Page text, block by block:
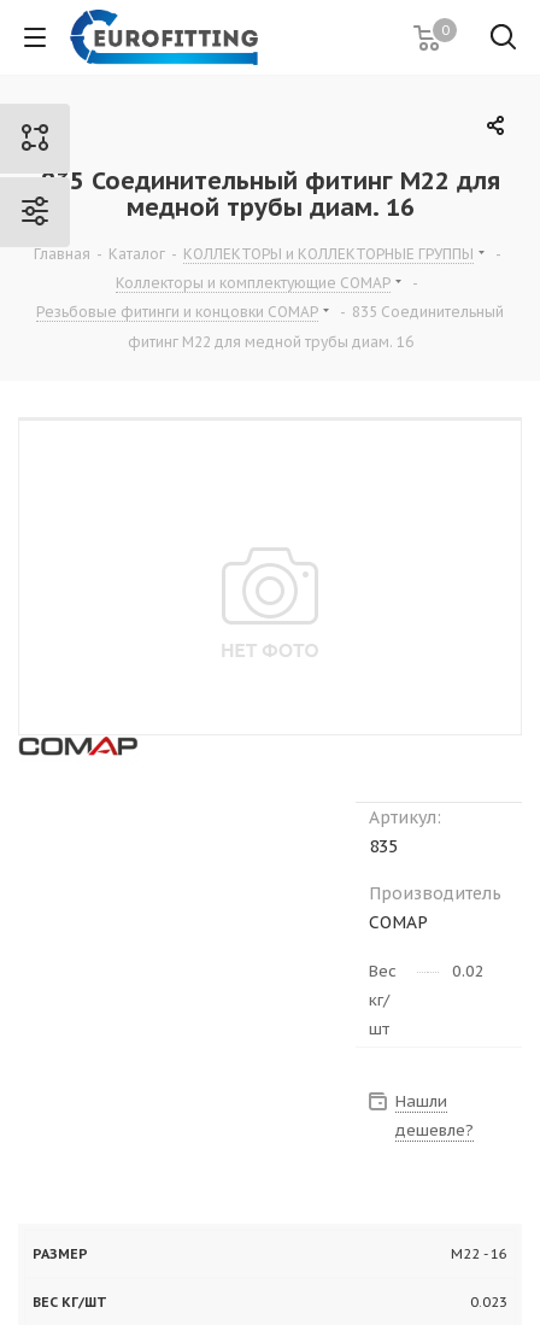
0
835 Соединительный фитинг М22 для
медной трубы диам. 16
Главная - Каталог - КОЛЛЕКТОРЫ и КОЛЛЕКТОРНЫЕ ГРУППЫ
-
Коллекторы и комплектующие СОМАР
-
Резьбовые фитинги и концовки СОМАР
- 835 Соединительный
фитинг М22 для медной трубы диам. 16
Артикул:
835
Производитель
COMAP
Вес
кг/
шт
0.023
Нашли
дешевле?
М22 - 16
0.023